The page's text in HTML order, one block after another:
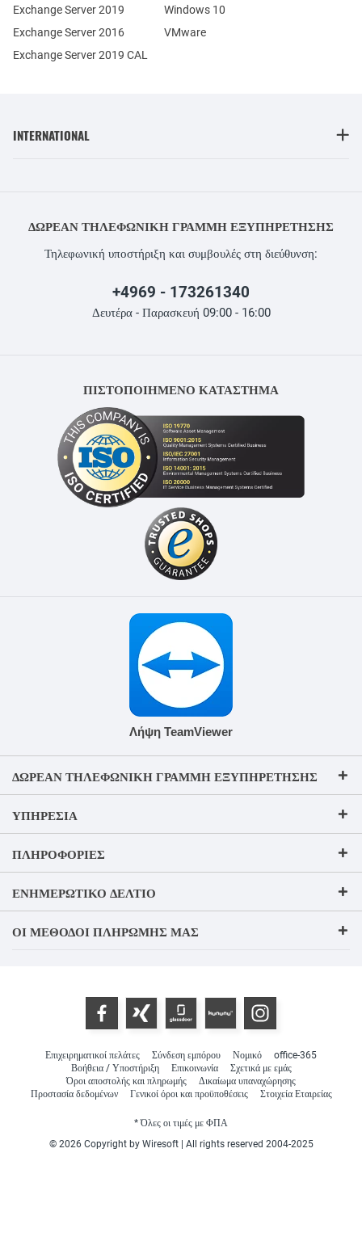
Exchange Server 2019
Exchange Server 2016
Exchange Server 2019 CAL
Windows 10
VMware
INTERNATIONAL
ΔΩΡΕΆΝ ΤΗΛΕΦΩΝΙΚΉ ΓΡΑΜΜΉ ΕΞΥΠΗΡΈΤΗΣΗΣ
Τηλεφωνική υποστήριξη και συμβουλές στη διεύθυνση:
+4969 - 173261340
Δευτέρα - Παρασκευή 09:00 - 16:00
ΠΙΣΤΟΠΟΙΗΜΕΝΟ ΚΑΤΑΣΤΗΜΑ
Λήψη TeamViewer
ΔΩΡΕΆΝ ΤΗΛΕΦΩΝΙΚΉ ΓΡΑΜΜΉ ΕΞΥΠΗΡΈΤΗΣΗΣ
ΥΠΗΡΕΣΊΑ
ΠΛΗΡΟΦΟΡΊΕΣ
ΕΝΗΜΕΡΩΤΙΚΌ ΔΕΛΤΊΟ
ΟΙ ΜΈΘΟΔΟΙ ΠΛΗΡΩΜΉΣ ΜΑΣ
Επιχειρηματικοί πελάτες Σύνδεση εμπόρου Νομικό
office-365
Βοήθεια / Υποστήριξη
Επικοινωνία
Σχετικά με εμάς
Όροι αποστολής και πληρωμής
Δικαίωμα υπαναχώρησης
Προστασία δεδομένων
Γενικοί όροι και προϋποθέσεις Στοιχεία Εταιρείας
* Όλες οι τιμές με ΦΠΑ
© 2026 Copyright by Wiresoft | All rights reserved 2004-2025